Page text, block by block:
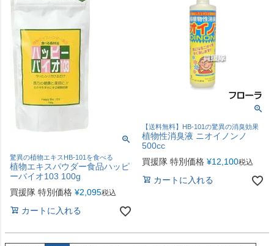
驚異の植物エキスHB-101を食べる
植物エキスパウダー食品ハッピ
ーバイオ103 100g
買援隊 特別価格 ¥2,095税込
カートに入れる
【送料無料】HB-101の驚異の消臭効果
植物性消臭液 ニオイノンノ
500cc
買援隊 特別価格 ¥12,100税込
カートに入れる